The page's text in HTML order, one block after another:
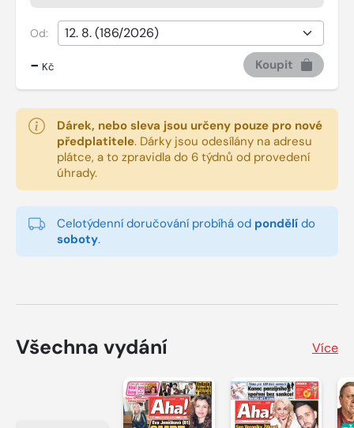
Od:
- Kč Koupit
Dárek, nebo sleva jsou určeny pouze pro nové
předplatitele. Dárky jsou odesílány na adresu
plátce, a to zpravidla do 6 týdnů od provedení
úhrady.
Celotýdenní doručování probíhá od pondělí do
soboty.
Všechna vydání Více